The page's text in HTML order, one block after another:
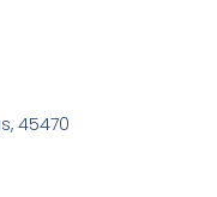
45470